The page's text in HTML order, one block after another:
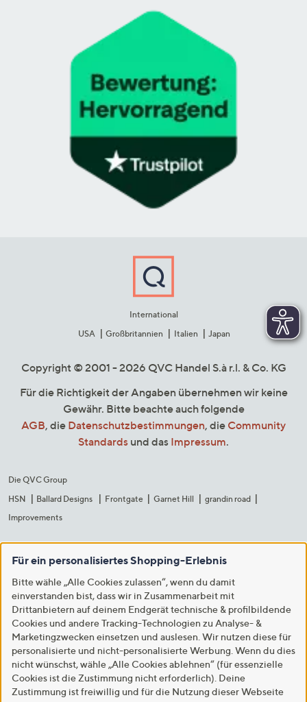
International
USA
Großbritannien Italien Japan
Copyright © 2001 - 2026 QVC Handel S.à r.l. & Co. KG
Für die Richtigkeit der Angaben übernehmen wir keine
Gewähr. Bitte beachte auch folgende
AGB, die Datenschutzbestimmungen, die Community
Standards und das Impressum.
Die QVC Group
HSN
Ballard Designs Frontgate Garnet Hill
grandin road
Improvements
Für ein personalisiertes Shopping-Erlebnis
Bitte wähle „Alle Cookies zulassen“, wenn du damit
einverstanden bist, dass wir in Zusammenarbeit mit
Drittanbietern auf deinem Endgerät technische & profilbildende
Cookies und andere Tracking-Technologien zu Analyse- &
Marketingzwecken einsetzen und auslesen. Wir nutzen diese für
personalisierte und nicht-personalisierte Werbung. Wenn du dies
nicht wünschst, wähle „Alle Cookies ablehnen“ (für essenzielle
Cookies ist die Zustimmung nicht erforderlich). Deine
Zustimmung ist freiwillig und für die Nutzung dieser Webseite